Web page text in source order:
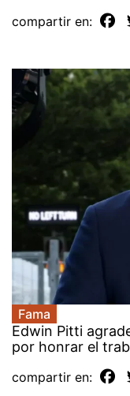
compartir en:
Fama
Edwin Pitti
por honrar el
compartir en: